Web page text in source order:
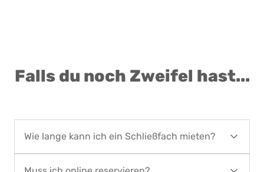
Falls du noch Zweifel hast...
Wie lange kann ich ein Schließfach mieten?